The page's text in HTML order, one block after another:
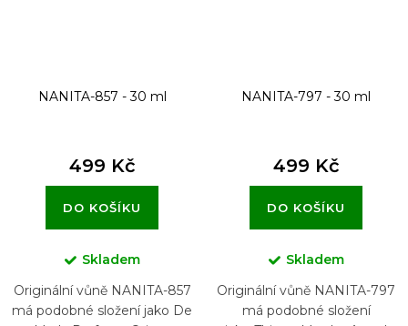
NANITA-857 - 30 ml
499 Kč
DO KOŠÍKU
Skladem
Originální vůně NANITA-857
má podobné složení jako De
NANITA-797 - 30 ml
499 Kč
DO KOŠÍKU
Skladem
Originální vůně NANITA-797
má podobné složení